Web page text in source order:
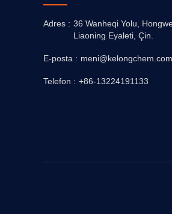
Adres : 36 Wanheqi Yolu,
Liaoning Eyaleti, Çin.
E-posta : meni@kelongchem.com
Telefon : +86-13224191133